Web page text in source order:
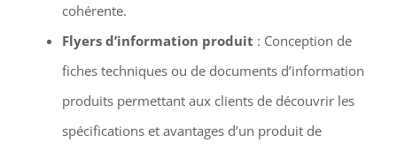
cohérente.
Flyers d’information produit : Conception de
fiches techniques ou de documents d’information
produits permettant aux clients de découvrir les
spécifications et avantages d’un produit de